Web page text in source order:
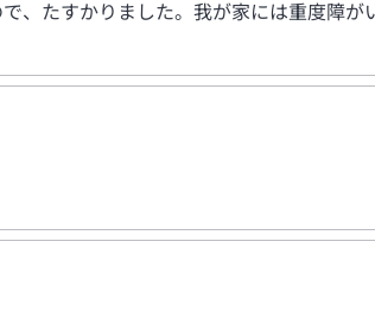
、たすかりました。我が家には重度障